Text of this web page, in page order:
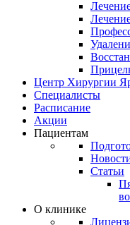
Центр Хирургии
Специалисты
Расписание
Акции
Пациентам
Статьи
О клинике